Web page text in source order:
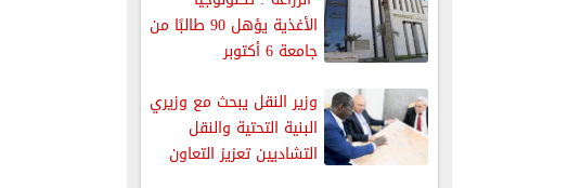
الأغذية يؤهل 90 طالبًا من
جامعة 6 أكتوبر
وزير النقل يبحث مع وزيري
البنية التحتية والنقل
التشاديين تعزيز التعاون